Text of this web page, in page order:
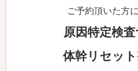
ご予約頂いた方
原因特定検査
体幹リセッ